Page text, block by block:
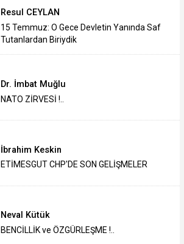
Resul CEYLAN
15 Temmuz: O Gece Devletin Yanında Saf
Tutanlardan Biriydik
Dr. İmbat Muğlu
NATO ZİRVESİ !..
İbrahim Keskin
ETİMESGUT CHP'DE SON GELİŞMELER
Neval Kütük
BENCİLLİK ve ÖZGÜRLEŞME !..